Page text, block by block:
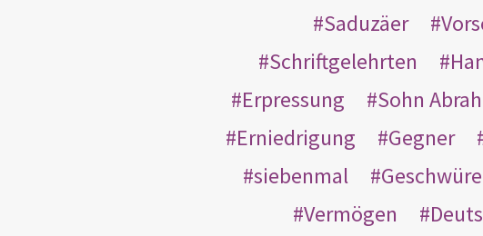
Saduzäer
Schriftgelehrten
Erpressung
Sohn
Erniedrigung
Gegner
siebenmal
Vermögen